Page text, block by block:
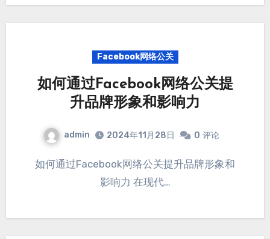
Facebook网络公关
如何通过Facebook网络公关提
升品牌形象和影响力
admin 2024年11月28日 0 评论
如何通过Facebook网络公关提升品牌形象和
影响力 在现代…